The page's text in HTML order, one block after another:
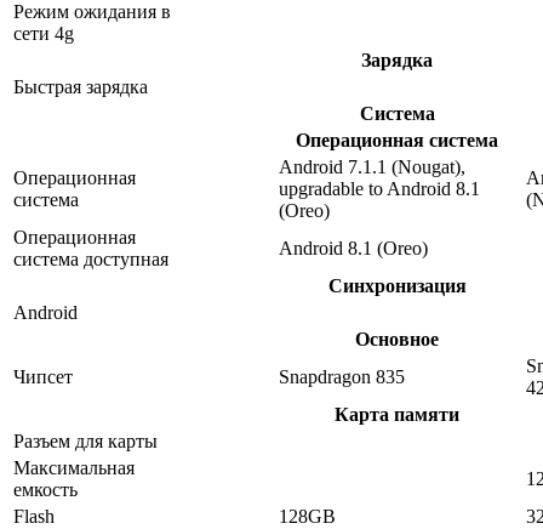
Режим ожидания в
сети 4g
Зарядка
Быстрая зарядка
Система
Операционная система
Операционная
система
Android 7.1.1 (Nougat),
upgradable to Android 8.1
(Oreo)
Операционная
система доступная
Android 8.1 (Oreo)
Синхронизация
Android
Основное
Чипсет
Snapdragon 835
Карта памяти
Разъем для карты
Максимальная
емкость
Flash
128GB